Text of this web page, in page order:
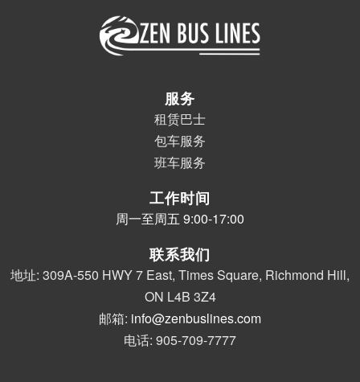
服务
租赁巴士
包车服务
班车服务
工作时间
周一至周五 9:00-17:00
联系我们
地址: 309A-550 HWY 7 East, Times Square, Richmond Hill,
ON L4B 3Z4
邮箱: info@zenbuslines.com
电话: 905-709-7777